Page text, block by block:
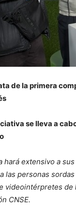
de la primera
se lleva a
hará extensivo a
las personas
videointérpretes de
CNSE.